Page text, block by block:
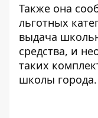
Также она
льготных
выдача
средства, и
таких
школы города.